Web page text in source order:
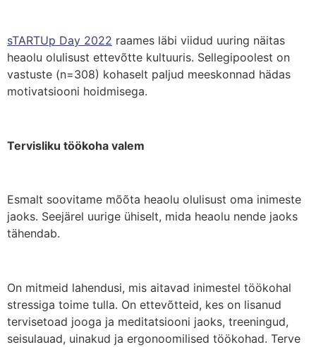
​​sTARTUp Day 2022 raames läbi viidud uuring näitas
heaolu olulisust ettevõtte kultuuris. Sellegipoolest on
vastuste (n=308) kohaselt paljud meeskonnad hädas
motivatsiooni hoidmisega.
Tervisliku töökoha valem
Esmalt soovitame mõõta heaolu olulisust oma inimeste
jaoks. Seejärel uurige ühiselt, mida heaolu nende jaoks
tähendab.
On mitmeid lahendusi, mis aitavad inimestel töökohal
stressiga toime tulla. On ettevõtteid, kes on lisanud
tervisetoad jooga ja meditatsiooni jaoks, treeningud,
seisulauad, uinakud ja ergonoomilised töökohad. Terve